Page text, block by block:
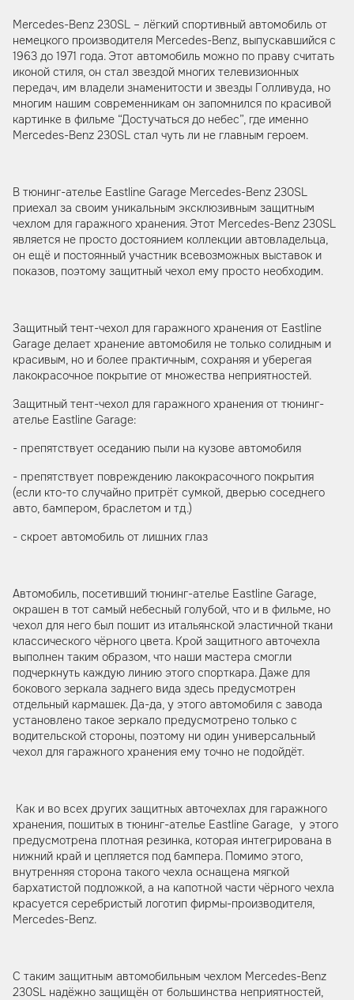
Mercedes-Benz 230SL – лёгкий спортивный автомобиль от
немецкого производителя Mercedes-Benz, выпускавшийся с
1963 до 1971 года. Этот автомобиль можно по праву считать
иконой стиля, он стал звездой многих телевизионных
передач, им владели знаменитости и звезды Голливуда, но
многим нашим современникам он запомнился по красивой
картинке в фильме “Достучаться до небес”, где именно
Mercedes-Benz 230SL стал чуть ли не главным героем.
В тюнинг-ателье Eastline Garage Mercedes-Benz 230SL
приехал за своим уникальным эксклюзивным защитным
чехлом для гаражного хранения. Этот Mercedes-Benz 230SL
является не просто достоянием коллекции автовладельца,
он ещё и постоянный участник всевозможных выставок и
показов, поэтому защитный чехол ему просто необходим.
Защитный тент-чехол для гаражного хранения от Eastline
Garage делает хранение автомобиля не только солидным и
красивым, но и более практичным, сохраняя и уберегая
лакокрасочное покрытие от множества неприятностей.
Защитный тент-чехол для гаражного хранения от тюнинг-
ателье Eastline Garage:
- препятствует оседанию пыли на кузове автомобиля
- препятствует повреждению лакокрасочного покрытия
(если кто-то случайно притрёт сумкой, дверью соседнего
авто, бампером, браслетом и тд.)
- скроет автомобиль от лишних глаз
Автомобиль, посетивший тюнинг-ателье Eastline Garage,
окрашен в тот самый небесный голубой, что и в фильме, но
чехол для него был пошит из итальянской эластичной ткани
классического чёрного цвета. Крой защитного авточехла
выполнен таким образом, что наши мастера смогли
подчеркнуть каждую линию этого спорткара. Даже для
бокового зеркала заднего вида здесь предусмотрен
отдельный кармашек. Да-да, у этого автомобиля с завода
установлено такое зеркало предусмотрено только с
водительской стороны, поэтому ни один универсальный
чехол для гаражного хранения ему точно не подойдёт.
Как и во всех других защитных авточехлах для гаражного
хранения, пошитых в тюнинг-ателье Eastline Garage, у этого
предусмотрена плотная резинка, которая интегрирована в
нижний край и цепляется под бампера. Помимо этого,
внутренняя сторона такого чехла оснащена мягкой
бархатистой подложкой, а на капотной части чёрного чехла
красуется серебристый логотип фирмы-производителя,
Mercedes-Benz.
С таким защитным автомобильным чехлом Mercedes-Benz
230SL надёжно защищён от большинства неприятностей,